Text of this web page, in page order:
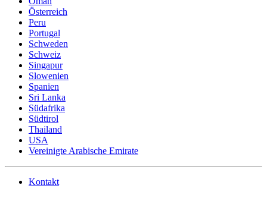
Österreich
Peru
Portugal
Schweden
Schweiz
Singapur
Slowenien
Spanien
Sri Lanka
Südafrika
Südtirol
Thailand
USA
Vereinigte Arabische Emirate
Kontakt